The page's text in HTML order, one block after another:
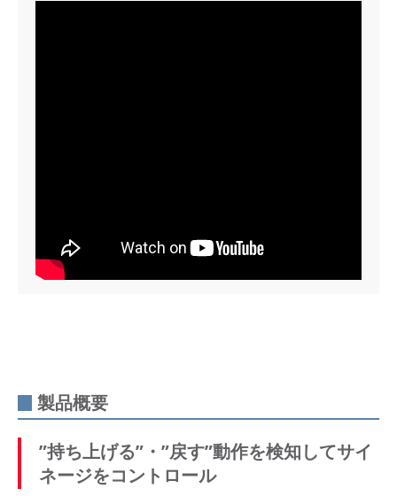
製品概要
”持ち上げる”・”戻す”動作を検知してサイ
ネージをコントロール